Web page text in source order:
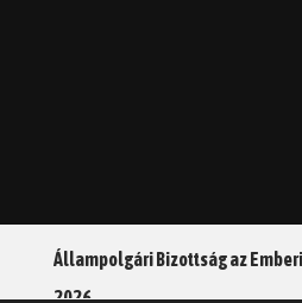
Állampolgári Bizottság az
2026